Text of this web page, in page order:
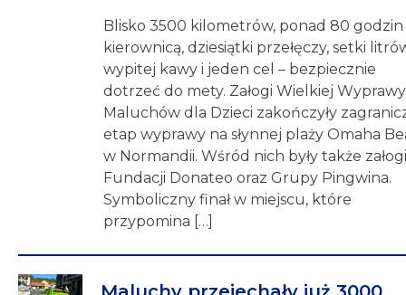
Blisko 3500 kilometrów, ponad 80 godzin
kierownicą, dziesiątki przełęczy, setki
wypitej kawy i jeden cel – bezpiecznie
dotrzeć do mety. Załogi Wielkiej Wyprawy
Maluchów dla Dzieci zakończyły
etap wyprawy na słynnej plaży Omaha
w Normandii. Wśród nich były także
Fundacji Donateo oraz Grupy Pingwina.
Symboliczny finał w miejscu, które
przypomina […]